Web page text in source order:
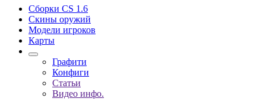
Сборки CS 1.6
Скины оружий
Модели игроков
Карты
Графити
Конфиги
Статьи
Видео инфо.